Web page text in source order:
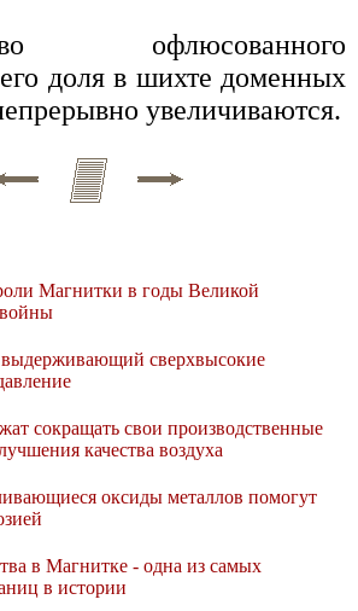
офлюсованного
доля в шихте доменных
увеличиваются.
Магнитки в годы Великой
сверхвысокие
сокращать свои производственные
качества воздуха
оксиды металлов помогут
в Магнитке - одна из самых
в истории